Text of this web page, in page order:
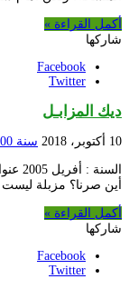
أكمل القراءة »
شاركها
Facebook
Twitter
ديك المزابـل
10 أكتوبر، 2018 سنة 2000 — سنة 2009
أين صرنا؟ مزبلة
أكمل القراءة »
شاركها
Facebook
Twitter